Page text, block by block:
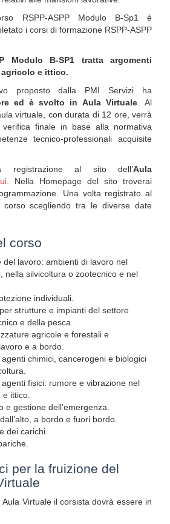
RSPP-ASPP Modulo B-Sp1 è
i corsi di formazione RSPP-ASPP
Modulo B-SP1 tratta argomenti
e ittico.
proposto dalla PMI Servizi ha
ed è svolto in Aula Virtuale. Al
virtuale, con durata di 12 ore, verrà
finale in base alla normativa
tecnico-professionali acquisite
registrazione al sito dell’Aula
. Nella Homepage del sito troverai
Una volta registrato al
scegliendo tra le diverse date
corso
del lavoro: ambienti di lavoro nel
nella silvicoltura o zootecnico e nel
individuali.
strutture e impianti del settore
e della pesca.
agricole e forestali e
e a bordo.
chimici, cancerogeni e biologici
fisici: rumore e vibrazione nel
ittico.
e gestione dell’emergenza.
a bordo e fuori bordo.
dei carichi.
per la fruizione del
Virtuale il corsista dovrà essere in